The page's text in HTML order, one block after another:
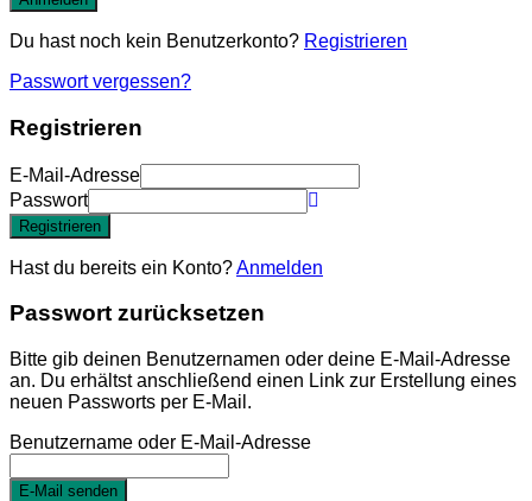
Du hast noch kein Benutzerkonto? Registrieren
Passwort vergessen?
Registrieren
E-Mail-Adresse
Passwort
Registrieren
Hast du bereits ein Konto?Anmelden
Passwort zurücksetzen
Bitte gib deinen Benutzernamen oder deine E-Mail-Adresse
an. Du erhältst anschließend einen Link zur Erstellung eines
neuen Passworts per E-Mail.
Benutzername oder E-Mail-Adresse
E-Mail senden